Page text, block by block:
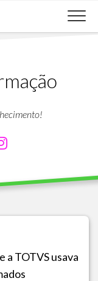
a TOTVS usava